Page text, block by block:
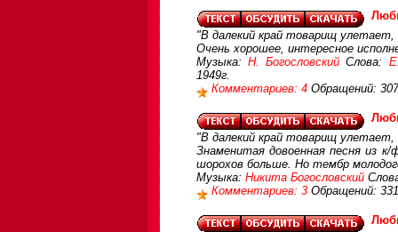
"В далекий край товарищ
Очень хорошее, интересное
Музыка:Н. Богословский Слова:
1949г.
Комментариев: 4 Обращений:
"В далекий край товарищ
Знаменитая довоенная песня из
шорохов больше. Но тембр
Музыка: Никита Богословский
Комментариев: 3 Обращений: